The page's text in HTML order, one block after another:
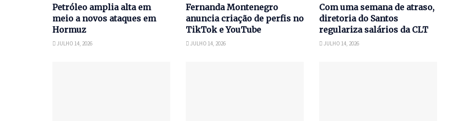
Petróleo amplia alta em
meio a novos ataques em
Hormuz
JULHO 14, 2026
Fernanda Montenegro
anuncia criação de perfis no
TikTok e YouTube
JULHO 14, 2026
Com uma semana de atraso,
diretoria do Santos
regulariza salários da CLT
JULHO 14, 2026